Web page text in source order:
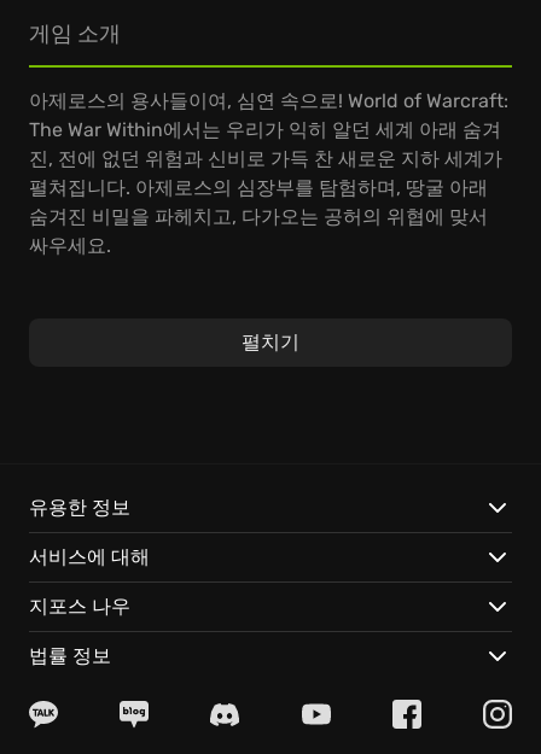
게임 소개
아제로스의 용사들이여, 심연 속으로! World of Warcraft:
The War Within에서는 우리가 익히 알던 세계 아래 숨겨
진, 전에 없던 위험과 신비로 가득 찬 새로운 지하 세계가
펼쳐집니다. 아제로스의 심장부를 탐험하며, 땅굴 아래
숨겨진 비밀을 파헤치고, 다가오는 공허의 위협에 맞서
싸우세요.
칼날 아래에서 펼쳐지는 전투에 참여하세요. 핵심은 새롭
특별한 경험이 기다립니다:
새로운 이야기 : 아제로스의 운명을 건 장대한 서사가 여러
분을 기다립니다. 월드 오브 워크래프트 세계관 안에서
새로운 이야기를 써내려가세요.
땅굴 : 지금껏 본 적 없는 혁신적인 지하 세계를 탐험하며,
무리 시스템: 친구 또는 동료와 함께, 더욱 강력한 적에 맞
펼치기
유용한 정보
서비스에 대해
지포스 나우
법률 정보